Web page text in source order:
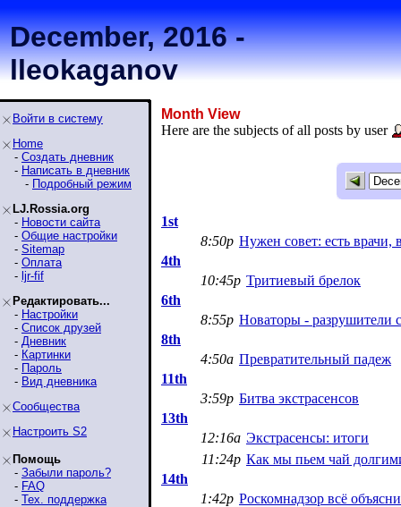
December, 2016 -
lleokaganov
Войти в систему
Home
- Создать дневник
- Написать в дневник
- Подробный режим
LJ.Rossia.org
- Новости сайта
- Общие настройки
- Sitemap
- Оплата
- ljr-fif
Редактировать...
- Настройки
- Список друзей
- Дневник
- Картинки
- Пароль
- Вид дневника
Сообщества
Настроить S2
Помощь
- Забыли пароль?
- FAQ
- Тех. поддержка
Month View
Here are the subjects of all posts by user
1st
8:50p Нужен совет: есть врачи,
4th
10:45p Тритиевый брелок
6th
8:55p Новаторы - разрушители
8th
4:50a Превратительный падеж
11th
3:59p Битва экстрасенсов
13th
12:16a Экстрасенсы: итоги
11:24p Как мы пьем чай
14th
1:42p Роскомнадзор всё